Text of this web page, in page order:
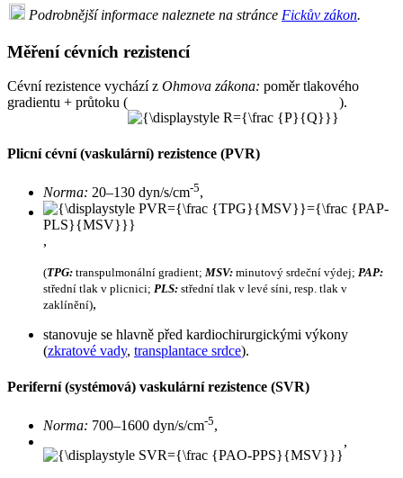
Podrobnější informace naleznete na stránce Fickův zákon.
Měření cévních rezistencí
Cévní rezistence vychází z Ohmova zákona: poměr tlakového
gradientu + průtoku (
).
Plicní cévní (vaskulární) rezistence (PVR)
Norma: 20–130 dyn/s/cm-5,
,
(TPG: transpulmonální gradient; MSV: minutový srdeční výdej; PAP:
střední tlak v plicnici; PLS: střední tlak v levé síni, resp. tlak v
zaklínění),
stanovuje se hlavně před kardiochirurgickými výkony
(zkratové vady, transplantace srdce).
Periferní (systémová) vaskulární rezistence (SVR)
Norma: 700–1600 dyn/s/cm-5,
,